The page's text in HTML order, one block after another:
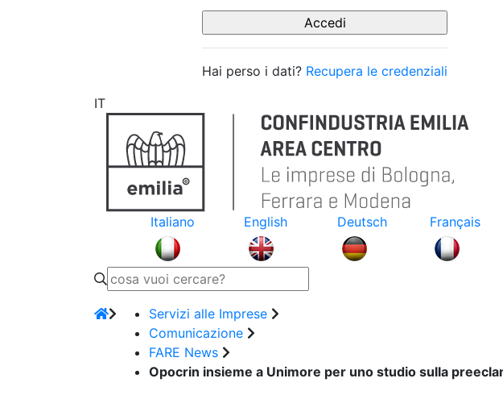
Hai perso i dati? Recupera le credenziali
IT
Italiano
English Deutsch Français
Servizi alle Imprese
Comunicazione
FARE News
Opocrin insieme a Unimore per uno studio sulla